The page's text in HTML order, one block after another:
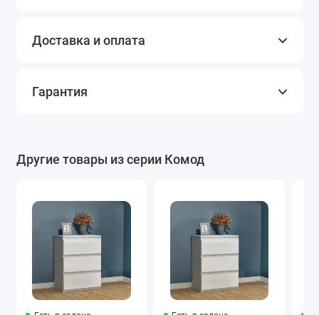
Доставка и оплата
Гарантия
Другие товары из серии Комод